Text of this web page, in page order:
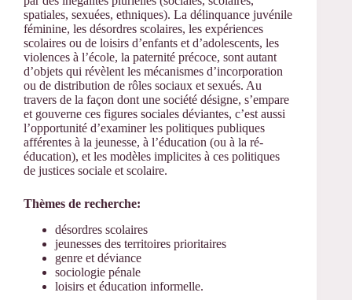
spatiales, sexuées, ethniques). La délinquance juvénile
féminine, les désordres scolaires, les expériences
scolaires ou de loisirs d’enfants et d’adolescents, les
violences à l’école, la paternité précoce, sont autant
d’objets qui révèlent les mécanismes d’incorporation
ou de distribution de rôles sociaux et sexués. Au
travers de la façon dont une société désigne, s’empare
et gouverne ces figures sociales déviantes, c’est aussi
l’opportunité d’examiner les politiques publiques
afférentes à la jeunesse, à l’éducation (ou à la ré-
éducation), et les modèles implicites à ces politiques
de justices sociale et scolaire.
Thèmes de recherche:
désordres scolaires
jeunesses des territoires prioritaires
genre et déviance
sociologie pénale
loisirs et éducation informelle.